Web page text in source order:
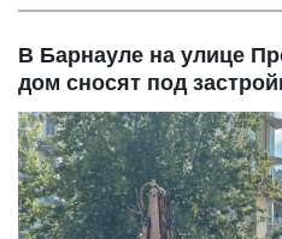
В Барнауле на улице
дом сносят под